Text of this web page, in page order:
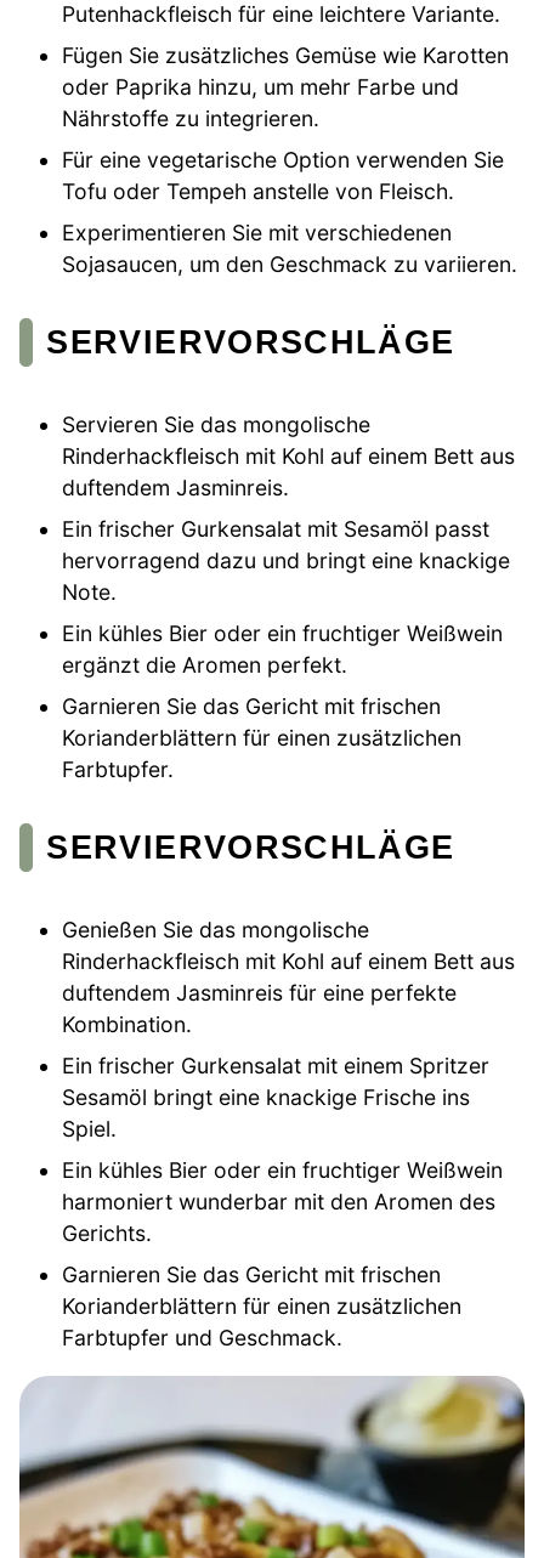
Putenhackfleisch für eine leichtere Variante.
Fügen Sie zusätzliches Gemüse wie Karotten
oder Paprika hinzu, um mehr Farbe und
Nährstoffe zu integrieren.
Für eine vegetarische Option verwenden Sie
Tofu oder Tempeh anstelle von Fleisch.
Experimentieren Sie mit verschiedenen
Sojasaucen, um den Geschmack zu variieren.
SERVIERVORSCHLÄGE
Servieren Sie das mongolische
Rinderhackfleisch mit Kohl auf einem Bett aus
duftendem Jasminreis.
Ein frischer Gurkensalat mit Sesamöl passt
hervorragend dazu und bringt eine knackige
Note.
Ein kühles Bier oder ein fruchtiger Weißwein
ergänzt die Aromen perfekt.
Garnieren Sie das Gericht mit frischen
Korianderblättern für einen zusätzlichen
Farbtupfer.
SERVIERVORSCHLÄGE
Genießen Sie das mongolische
Rinderhackfleisch mit Kohl auf einem Bett aus
duftendem Jasminreis für eine perfekte
Kombination.
Ein frischer Gurkensalat mit einem Spritzer
Sesamöl bringt eine knackige Frische ins
Spiel.
Ein kühles Bier oder ein fruchtiger Weißwein
harmoniert wunderbar mit den Aromen des
Gerichts.
Garnieren Sie das Gericht mit frischen
Korianderblättern für einen zusätzlichen
Farbtupfer und Geschmack.